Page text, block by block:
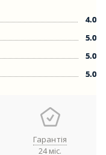
4.0
5.0
5.0
5.0
Гарантія
24 міс.